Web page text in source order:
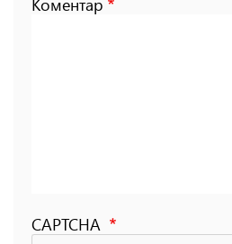
CAPTCHA